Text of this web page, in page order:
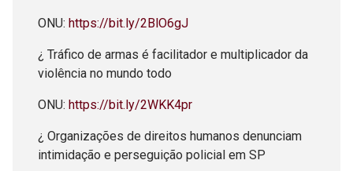
ONU: https://bit.ly/2BlO6gJ
¿ Tráfico de armas é facilitador e multiplicador da
violência no mundo todo
ONU: https://bit.ly/2WKK4pr
¿ Organizações de direitos humanos denunciam
intimidação e perseguição policial em SP